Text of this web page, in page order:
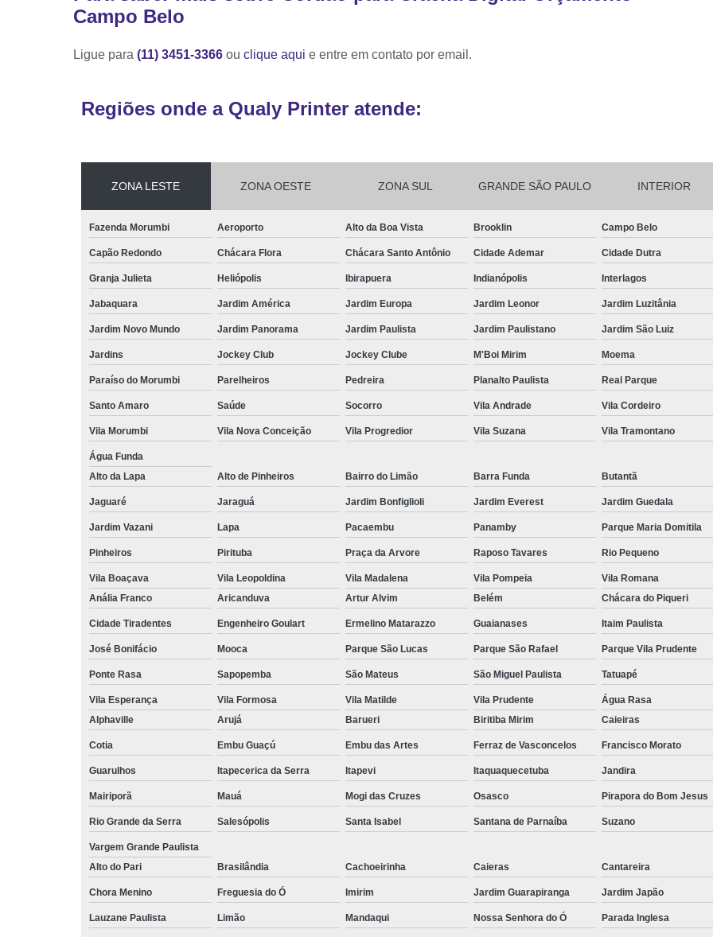
Campo Belo
Ligue para (11) 3451-3366 ou clique aqui e entre em contato por email.
Regiões onde a Qualy Printer atende:
ZONA LESTE ZONA OESTE ZONA SUL GRANDE SÃO PAULO INTERIOR
Fazenda Morumbi Aeroporto Alto da Boa Vista Brooklin Campo Belo
Capão Redondo Chácara Flora Chácara Santo Antônio Cidade Ademar Cidade Dutra
Granja Julieta Heliópolis Ibirapuera Indianópolis Interlagos
Jabaquara Jardim América Jardim Europa Jardim Leonor Jardim Luzitânia
Jardim Novo Mundo Jardim Panorama Jardim Paulista Jardim Paulistano Jardim São Luiz
Jardins Jockey Club Jockey Clube M'Boi Mirim Moema
Paraíso do Morumbi Parelheiros Pedreira Planalto Paulista Real Parque
Santo Amaro Saúde Socorro Vila Andrade Vila Cordeiro
Vila Morumbi Vila Nova Conceição Vila Progredior Vila Suzana Vila Tramontano
Água Funda
Alto da Lapa
Alto de Pinheiros Bairro do Limão Barra Funda Butantã
Jaguaré Jaraguá Jardim Bonfiglioli Jardim Everest Jardim Guedala
Jardim Vazani Lapa Pacaembu Panamby Parque Maria Domitila
Pinheiros Pirituba Praça da Arvore Raposo Tavares Rio Pequeno
Vila Boaçava Vila Leopoldina Vila Madalena Vila Pompeia Vila Romana
Anália Franco
Aricanduva Artur Alvim Belém Chácara do Piqueri
Cidade Tiradentes Engenheiro Goulart Ermelino Matarazzo Guaianases Itaim Paulista
José Bonifácio Mooca Parque São Lucas Parque São Rafael Parque Vila Prudente
Ponte Rasa Sapopemba São Mateus São Miguel Paulista Tatuapé
Vila Esperança Vila Formosa Vila Matilde Vila Prudente
Água Rasa
Alphaville
Arujá Barueri Biritiba Mirim Caieiras
Cotia Embu Guaçú Embu das Artes Ferraz de Vasconcelos Francisco Morato
Guarulhos Itapecerica da Serra Itapevi Itaquaquecetuba Jandira
Mairiporã Mauá Mogi das Cruzes Osasco Pirapora do Bom Jesus
Rio Grande da Serra Salesópolis Santa Isabel Santana de Parnaíba Suzano
Vargem Grande Paulista
Alto do Pari
Brasilândia Cachoeirinha Caieras Cantareira
Chora Menino Freguesia do Ó Imirim Jardim Guarapiranga Jardim Japão
Lauzane Paulista Limão Mandaqui Nossa Senhora do Ó Parada Inglesa